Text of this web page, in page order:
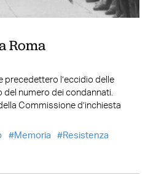
Roma
precedettero l’eccidio delle
del numero dei condannati.
Commissione d’inchiesta
Memoria
Resistenza